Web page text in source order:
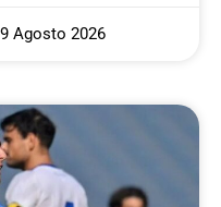
9 Agosto 2026